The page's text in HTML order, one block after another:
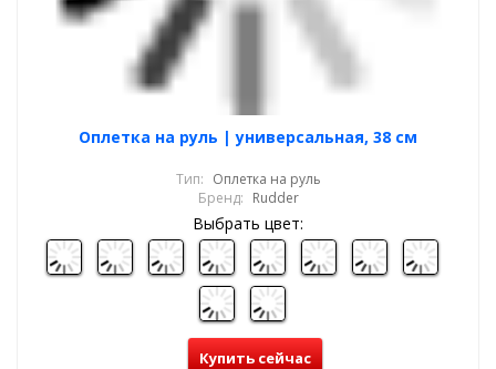
Оплетка на руль | универсальная, 38 см
Тип: Оплетка на руль
Бренд: Rudder
Выбрать цвет:
Купить сейчас